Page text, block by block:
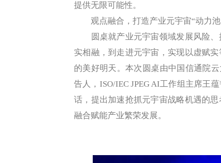
提供无限可能性。
观点融合，打造产业元宇宙“动力
圆桌就产业元宇宙领域发展风险、
实相融，到走进元宇宙，实现以虚赋
的美好明天。本次圆桌由中国信通院
告人，ISO/IEC JPEG AI工作组主席王
话，提出加速抢抓元宇宙战略机遇的
融合赋能产业繁荣发展。